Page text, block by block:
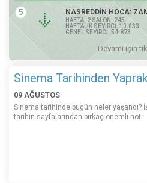
5 NASREDDİN HOCA:
HAFTA: 2 SALON: 245
HAFTALIK SEYİRCİ: 10.033
GENEL SEYİRCİ: 54.873
Devamı için
Sinema Tarihinden
09 AĞUSTOS
Sinema tarihinde bugün neler yaşandı?
tarihin sayfalarından birkaç önemli not: